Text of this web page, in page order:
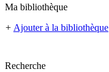
Ma bibliothèque
+ Ajouter à la bibliothèque
Recherche